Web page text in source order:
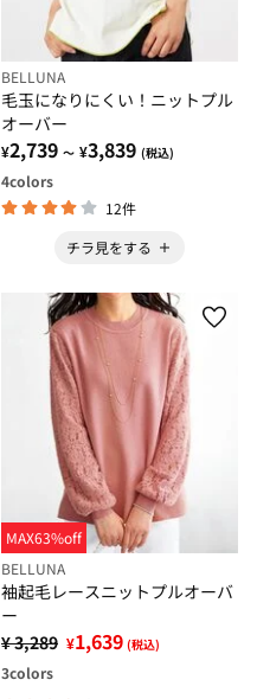
BELLUNA
毛玉になりにくい！ニットプル
オーバー
¥2,739 ～ ¥3,839 (税込)
4colors
12件
チラ見をする
MAX63%off
BELLUNA
袖起毛レースニットプルオーバ
ー
¥ 3,289 ¥1,639 (税込)
3colors